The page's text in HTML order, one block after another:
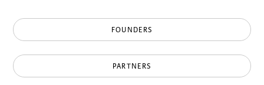
FOUNDERS
PARTNERS